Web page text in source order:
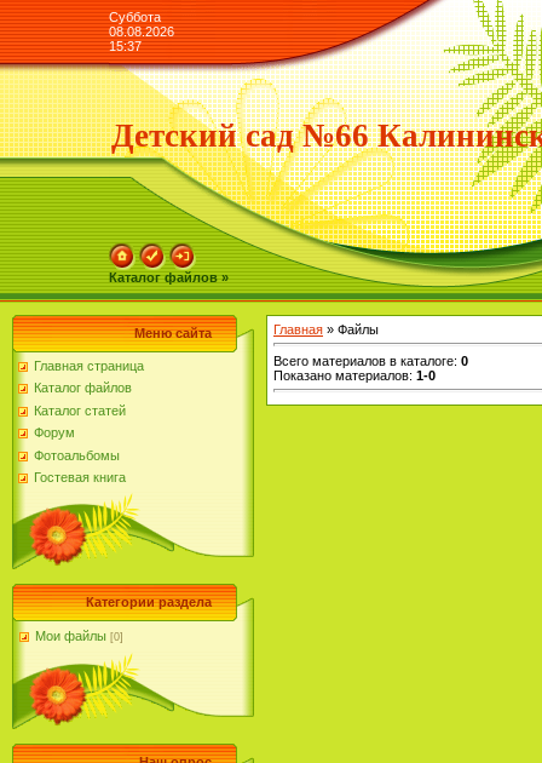
Суббота
08.08.2026
15:37
Детский сад №66
Каталог файлов »
Меню сайта
Главная страница
Каталог файлов
Каталог статей
Форум
Фотоальбомы
Гостевая книга
Категории раздела
Мои файлы [0]
Главная » Файлы
Всего материалов в каталоге: 0
Показано материалов: 1-0